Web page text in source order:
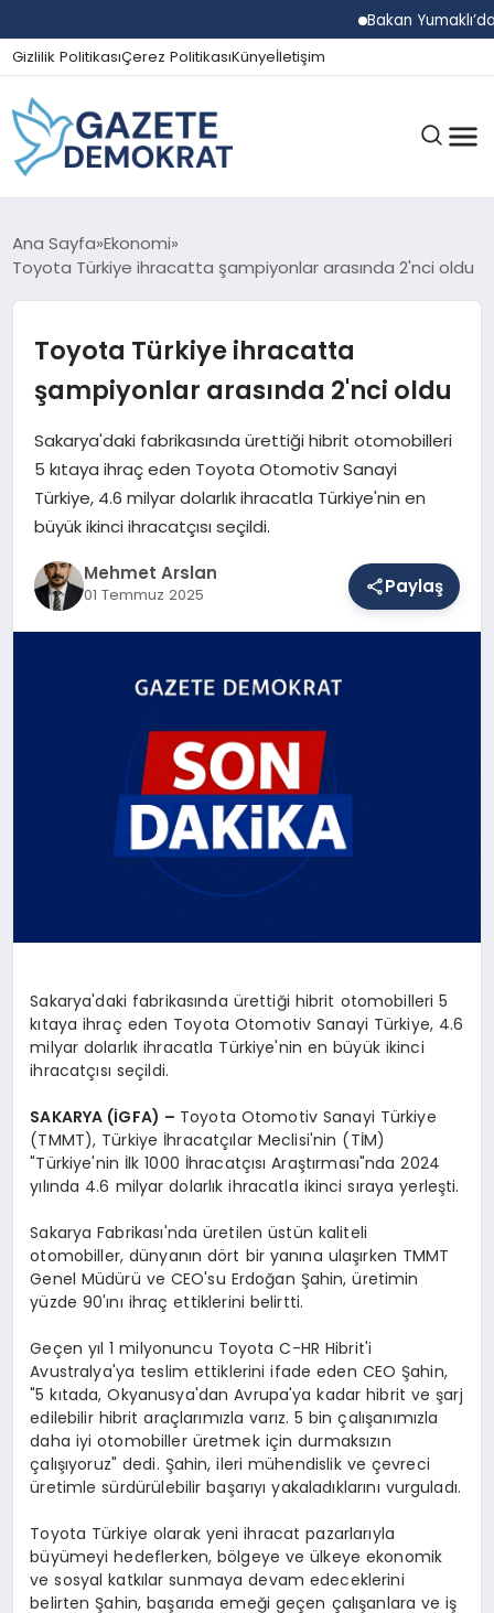
Bakan Yumaklı’dan
Gizlilik PolitikasıÇerez PolitikasıKünyeİletişim
GÜNDEM
SPOR
MAGAZIN
SAĞLIK
Ana Sayfa Ekonomi
Toyota Türkiye ihracatta şampiyonlar arasında 2'nci oldu
Toyota Türkiye ihracatta
şampiyonlar arasında 2'nci oldu
Sakarya'daki fabrikasında ürettiği hibrit otomobilleri
5 kıtaya ihraç eden Toyota Otomotiv Sanayi
Türkiye, 4.6 milyar dolarlık ihracatla Türkiye'nin en
büyük ikinci ihracatçısı seçildi.
Mehmet Arslan
01 Temmuz 2025 Paylaş
Sakarya'daki fabrikasında ürettiği hibrit otomobilleri 5
kıtaya ihraç eden Toyota Otomotiv Sanayi Türkiye, 4.6
milyar dolarlık ihracatla Türkiye'nin en büyük ikinci
ihracatçısı seçildi.
SAKARYA (İGFA) – Toyota Otomotiv Sanayi Türkiye
(TMMT), Türkiye İhracatçılar Meclisi'nin (TİM)
"Türkiye'nin İlk 1000 İhracatçısı Araştırması"nda 2024
yılında 4.6 milyar dolarlık ihracatla ikinci sıraya yerleşti.
Sakarya Fabrikası'nda üretilen üstün kaliteli
otomobiller, dünyanın dört bir yanına ulaşırken TMMT
Genel Müdürü ve CEO'su Erdoğan Şahin, üretimin
yüzde 90'ını ihraç ettiklerini belirtti.
Geçen yıl 1 milyonuncu Toyota C-HR Hibrit'i
Avustralya'ya teslim ettiklerini ifade eden CEO Şahin,
"5 kıtada, Okyanusya'dan Avrupa'ya kadar hibrit ve şarj
edilebilir hibrit araçlarımızla varız. 5 bin çalışanımızla
daha iyi otomobiller üretmek için durmaksızın
çalışıyoruz" dedi. Şahin, ileri mühendislik ve çevreci
üretimle sürdürülebilir başarıyı yakaladıklarını vurguladı.
Toyota Türkiye olarak yeni ihracat pazarlarıyla
büyümeyi hedeflerken, bölgeye ve ülkeye ekonomik
ve sosyal katkılar sunmaya devam edeceklerini
belirten Şahin, başarıda emeği geçen çalışanlara ve iş